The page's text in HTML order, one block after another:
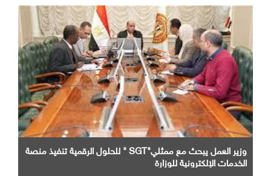
وزير العمل يبحث مع ممثلي"SGT " للحلول الرقمية تنفيذ منصة
الخدمات الإلكترونية للوزارة